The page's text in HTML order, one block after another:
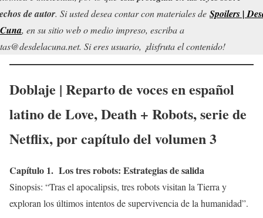
de autor. Si usted desea contar con materiales de Spoilers |
, en su sitio web o medio impreso, escriba a
Si eres usuario, ¡disfruta el contenido!
Doblaje | Reparto de voces en español
latino de Love, Death + Robots, serie de
Netflix, por capítulo del volumen 3
Capítulo 1. Los tres robots: Estrategias de salida
Sinopsis: “Tras el apocalipsis, tres robots visitan la Tierra y
exploran los últimos intentos de supervivencia de la humanidad”.